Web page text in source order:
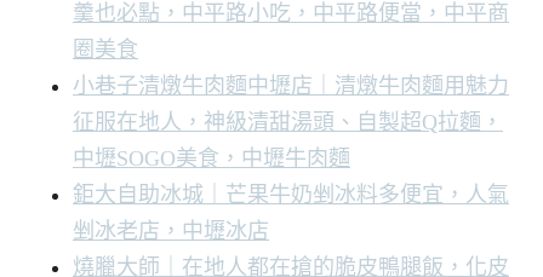
羹也必點，中平路小吃，中平路便當，中平商
圈美食
小巷子清燉牛肉麵中壢店｜清燉牛肉麵用魅力
征服在地人，神級清甜湯頭、自製超Q拉麵，
中壢SOGO美食，中壢牛肉麵
鉅大自助冰城｜芒果牛奶剉冰料多便宜，人氣
剉冰老店，中壢冰店
燒臘大師｜在地人都在搶的脆皮鴨腿飯，化皮